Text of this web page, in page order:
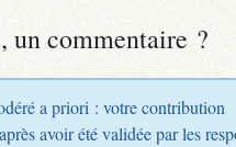
un commentaire ?
a priori : votre contribution
avoir été validée par les